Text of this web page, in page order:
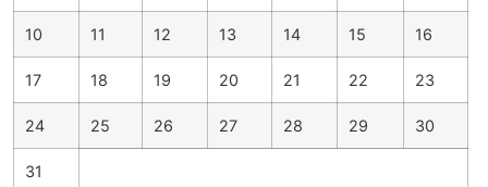
10 11 12 13 14 15 16
17 18 19 20 21 22 23
24 25 26 27 28 29 30
31